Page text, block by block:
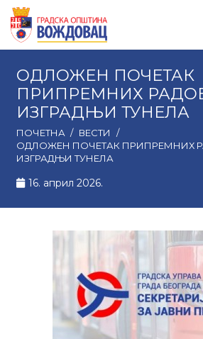
ОДЛОЖЕН ПОЧЕТАК
ПРИПРЕМНИХ
ИЗГРАДЊИ ТУНЕЛА
ПОЧЕТНА / ВЕСТИ
/
ОДЛОЖЕН ПОЧЕТАК ПРИПРЕМНИХ
ИЗГРАДЊИ ТУНЕЛА
16. април 2026.